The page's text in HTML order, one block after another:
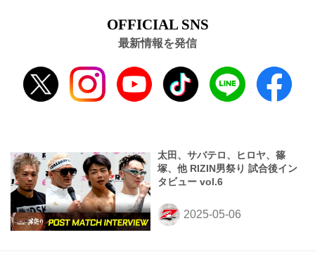
OFFICIAL SNS
最新情報を発信
太田、サバテロ、ヒロヤ、篠
塚、他 RIZIN男祭り 試合後イン
タビュー vol.6